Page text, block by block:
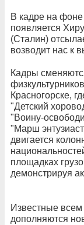
В кадре на фоне
появляется
(Сталин)
возводит нас к
Кадры
Красногорске,
"Детский
"Воину-
"Марш
двигается
площадках
демонстрируя
Известные
дополняются